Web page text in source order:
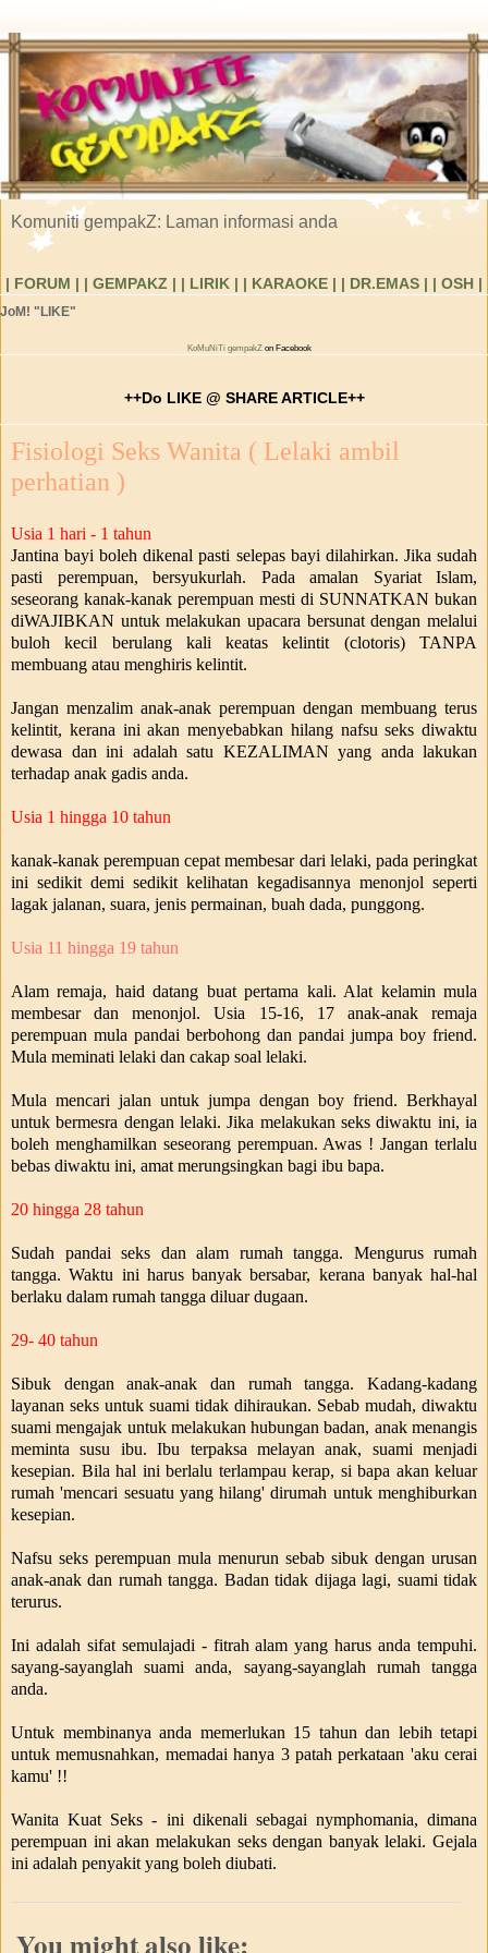
Komuniti gempakZ: Laman informasi anda
| FORUM | | GEMPAKZ | | LIRIK | | KARAOKE | | DR.EMAS | | OSH |
JoM! "LIKE"
KoMuNiTi gempakZ on Facebook
++Do LIKE @ SHARE ARTICLE++
Fisiologi Seks Wanita ( Lelaki ambil
perhatian )
Usia 1 hari - 1 tahun
Jantina bayi boleh dikenal pasti selepas bayi dilahirkan. Jika sudah
pasti perempuan, bersyukurlah. Pada amalan Syariat Islam,
seseorang kanak-kanak perempuan mesti di SUNNATKAN bukan
diWAJIBKAN untuk melakukan upacara bersunat dengan melalui
buloh kecil berulang kali keatas kelintit (clotoris) TANPA
membuang atau menghiris kelintit.
Jangan menzalim anak-anak perempuan dengan membuang terus
kelintit, kerana ini akan menyebabkan hilang nafsu seks diwaktu
dewasa dan ini adalah satu KEZALIMAN yang anda lakukan
terhadap anak gadis anda.
Usia 1 hingga 10 tahun
kanak-kanak perempuan cepat membesar dari lelaki, pada peringkat
ini sedikit demi sedikit kelihatan kegadisannya menonjol seperti
lagak jalanan, suara, jenis permainan, buah dada, punggong.
Usia 11 hingga 19 tahun
Alam remaja, haid datang buat pertama kali. Alat kelamin mula
membesar dan menonjol. Usia 15-16, 17 anak-anak remaja
perempuan mula pandai berbohong dan pandai jumpa boy friend.
Mula meminati lelaki dan cakap soal lelaki.
Mula mencari jalan untuk jumpa dengan boy friend. Berkhayal
untuk bermesra dengan lelaki. Jika melakukan seks diwaktu ini, ia
boleh menghamilkan seseorang perempuan. Awas ! Jangan terlalu
bebas diwaktu ini, amat merungsingkan bagi ibu bapa.
20 hingga 28 tahun
Sudah pandai seks dan alam rumah tangga. Mengurus rumah
tangga. Waktu ini harus banyak bersabar, kerana banyak hal-hal
berlaku dalam rumah tangga diluar dugaan.
29- 40 tahun
Sibuk dengan anak-anak dan rumah tangga. Kadang-kadang
layanan seks untuk suami tidak dihiraukan. Sebab mudah, diwaktu
suami mengajak untuk melakukan hubungan badan, anak menangis
meminta susu ibu. Ibu terpaksa melayan anak, suami menjadi
kesepian. Bila hal ini berlalu terlampau kerap, si bapa akan keluar
rumah 'mencari sesuatu yang hilang' dirumah untuk menghiburkan
kesepian.
Nafsu seks perempuan mula menurun sebab sibuk dengan urusan
anak-anak dan rumah tangga. Badan tidak dijaga lagi, suami tidak
terurus.
Ini adalah sifat semulajadi - fitrah alam yang harus anda tempuhi.
sayang-sayanglah suami anda, sayang-sayanglah rumah tangga
anda.
Untuk membinanya anda memerlukan 15 tahun dan lebih tetapi
untuk memusnahkan, memadai hanya 3 patah perkataan 'aku cerai
kamu' !!
Wanita Kuat Seks - ini dikenali sebagai nymphomania, dimana
perempuan ini akan melakukan seks dengan banyak lelaki. Gejala
ini adalah penyakit yang boleh diubati.